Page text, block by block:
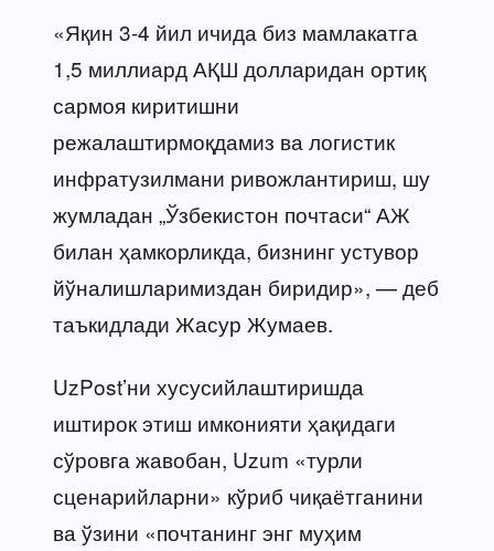
«Яқин 3-4 йил ичида биз мамлакатга
1,5 миллиард АҚШ долларидан ортиқ
сармоя киритишни
режалаштирмоқдамиз ва логистик
инфратузилмани ривожлантириш, шу
жумладан „Ўзбекистон почтаси“ АЖ
билан ҳамкорликда, бизнинг устувор
йўналишларимиздан биридир», — деб
таъкидлади Жасур Жумаев.
UzPost’ни хусусийлаштиришда
иштирок этиш имконияти ҳақидаги
сўровга жавобан, Uzum «турли
сценарийларни» кўриб чиқаётганини
ва ўзини «почтанинг энг муҳим